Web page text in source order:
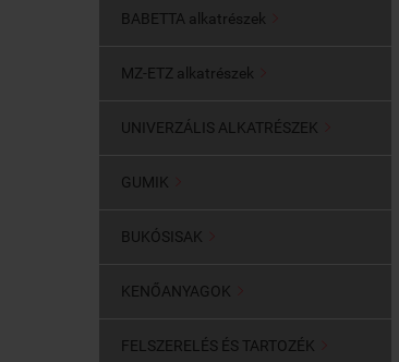
BABETTA alkatrészek
MZ-ETZ alkatrészek
UNIVERZÁLIS ALKATRÉSZEK
GUMIK
BUKÓSISAK
KENŐANYAGOK
FELSZERELÉS ÉS TARTOZÉK